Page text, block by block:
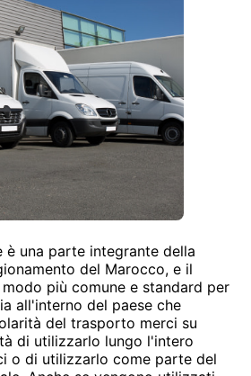
una parte integrante della
del Marocco, e il
più comune e standard per
all'interno del paese che
del trasporto merci su
di utilizzarlo lungo l'intero
o di utilizzarlo come parte del